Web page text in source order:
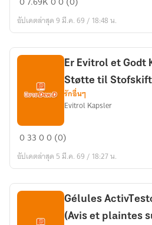
pour
la
perte
de
Avantages,
Inconvénients
et
Avis
อัปเดตล่าสุด 9 มี.ค. 69 / 18:48 น.
Er
et
Kosttilskud
Støtte
Er Evitrol et Godt
Støtte til
รักอื่นๆ
Evitrol Kapsler
03300 (0)
อัปเดตล่าสุด 5 มี.ค. 69 / 18:27 น.
Gélules
(Avis et plaintes